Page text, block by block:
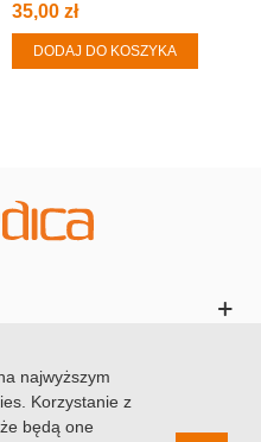
35,00 zł
DODAJ DO KOSZYKA
najwyższym
Korzystanie z
będą one